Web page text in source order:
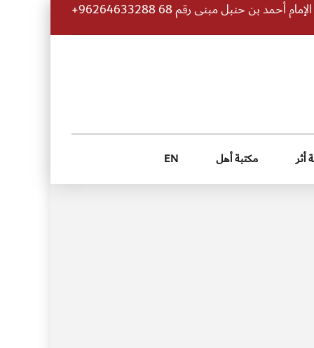
بن حنبل مبنى رقم 68 96264633288+
أثر مكتبة أهل EN